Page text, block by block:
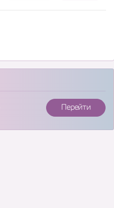
Перейти